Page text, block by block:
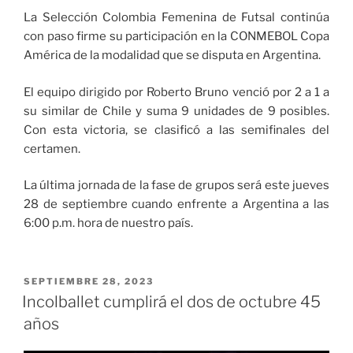
La Selección Colombia Femenina de Futsal continúa
con paso firme su participación en la CONMEBOL Copa
América de la modalidad que se disputa en Argentina.
El equipo dirigido por Roberto Bruno venció por 2 a 1 a
su similar de Chile y suma 9 unidades de 9 posibles.
Con esta victoria, se clasificó a las semifinales del
certamen.
La última jornada de la fase de grupos será este jueves
28 de septiembre cuando enfrente a Argentina a las
6:00 p.m. hora de nuestro país.
PUBLICADO
EL
SEPTIEMBRE 28, 2023
Incolballet cumplirá el dos de octubre 45
años